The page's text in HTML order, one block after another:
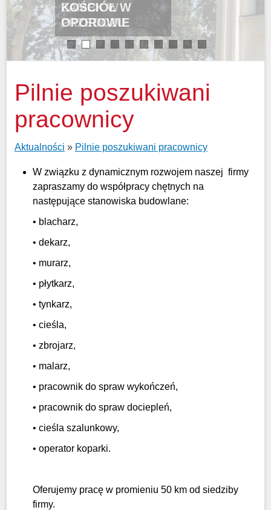
KOŚCIÓŁ W
OPOROWIE
1 2 3 5 6 7 8 9 10
Pilnie poszukiwani
pracownicy
Aktualności » Pilnie poszukiwani pracownicy
W związku z dynamicznym rozwojem naszej firmy
zapraszamy do współpracy chętnych na
następujące stanowiska budowlane:
• blacharz,
• dekarz,
• murarz,
• płytkarz,
• tynkarz,
• cieśla,
• zbrojarz,
• malarz,
• pracownik do spraw wykończeń,
• pracownik do spraw dociepleń,
• cieśla szalunkowy,
• operator koparki.
Oferujemy pracę w promieniu 50 km od siedziby
firmy.